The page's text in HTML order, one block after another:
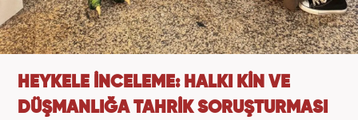
HEYKELE İNCELEME: HALKI KİN VE
DÜŞMANLIĞA TAHRİK SORUŞTURMASI